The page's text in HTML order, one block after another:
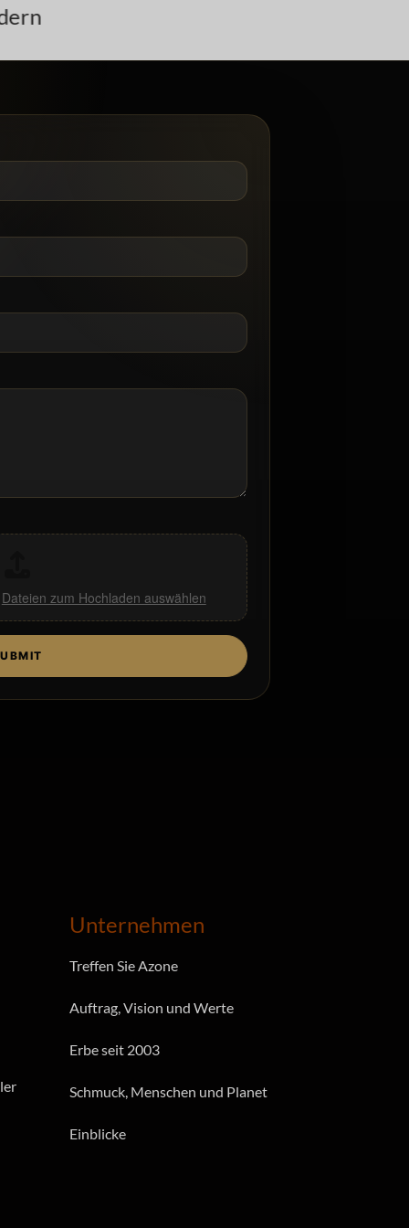
Dateien zum Hochladen auswählen
Unternehmen
Treffen Sie Azone
Auftrag, Vision und Werte
Erbe seit 2003
Schmuck, Menschen und Planet
Einblicke